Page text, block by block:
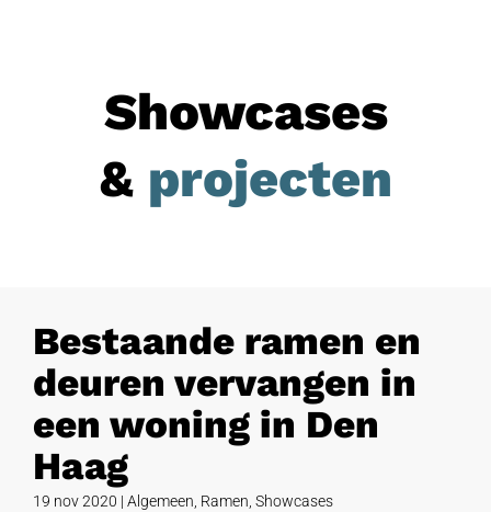
Showcases
& projecten
Bestaande ramen en
deuren vervangen in
een woning in Den
Haag
19 nov 2020 | Algemeen Ramen Showcases